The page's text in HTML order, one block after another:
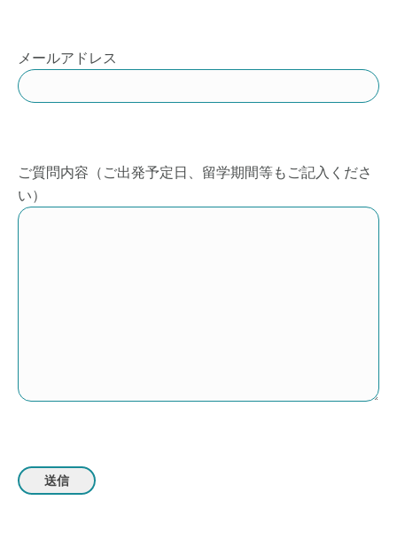
メールアドレス
ご質問内容（ご出発予定日、留学期間等もご記入くださ
い）